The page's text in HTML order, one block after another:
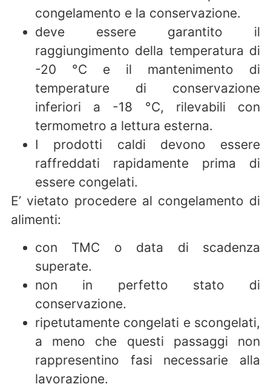
congelamento e la conservazione.
deve essere garantito il
raggiungimento della temperatura di
-20 °C e il mantenimento di
temperature di conservazione
inferiori a -18 °C, rilevabili con
termometro a lettura esterna.
I prodotti caldi devono essere
raffreddati rapidamente prima di
essere congelati.
E’ vietato procedere al congelamento di
alimenti:
con TMC o data di scadenza
superate.
non in perfetto stato di
conservazione.
ripetutamente congelati e scongelati,
a meno che questi passaggi non
rappresentino fasi necessarie alla
lavorazione.